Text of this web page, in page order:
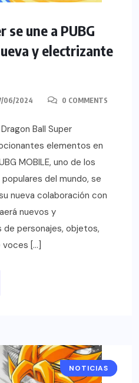
se une a PUBG
y electrizante
06/2024 0 COMMENTS
Ball Super
elementos en
MOBILE, uno de los
del mundo, se
nueva colaboración con
nuevos y
personajes, objetos,
[…]
ANIME
NOTICIAS